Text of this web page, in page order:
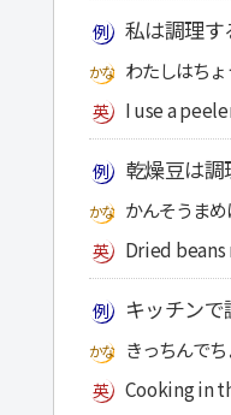
私は調理す
わたしはち
I use a
乾燥豆は調
かんそうま
Dried
キッチン
きっちんで
Cooking in